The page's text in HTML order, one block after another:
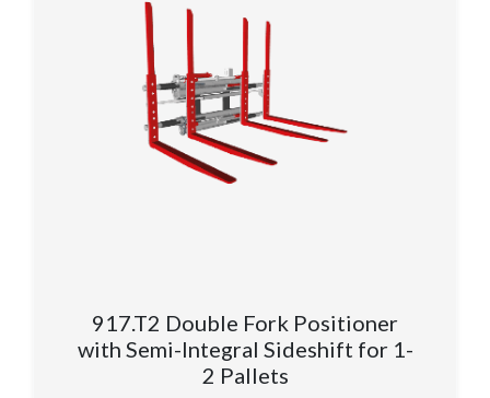
917.T2 Double Fork Positioner
with Semi-Integral Sideshift for 1-
2 Pallets